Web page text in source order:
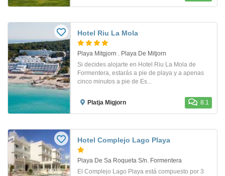
Hotel Riu La Mola
Playa Mitgjorn . Playa De Mitjorn
Si decides alojarte en Hotel Riu La Mola de
Formentera, estarás a pie de playa y a apenas
cinco minutos a pie de Es...
Platja Migjorn 8.1
Hotel Complejo Lago Playa
Playa De Sa Roqueta S/n. Formentera
El Complejo Lago Playa está compuesto por 3